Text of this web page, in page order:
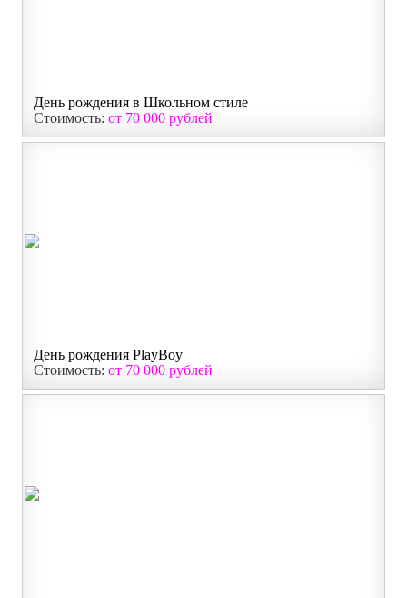
День рождения в Школьном стиле
Стоимость: от 70 000 рублей
День рождения PlayBoy
Стоимость: от 70 000 рублей